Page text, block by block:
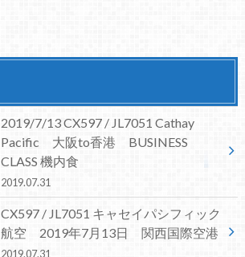
2019/7/13 CX597 / JL7051 Cathay
Pacific 大阪to香港 BUSINESS
CLASS 機内食
2019.07.31
CX597 / JL7051 キャセイパシフィック
航空 2019年7月13日 関西国際空港
2019.07.31